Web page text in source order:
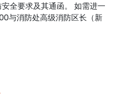
全要求及其通函。 如需进一
与消防处高级消防区长（新